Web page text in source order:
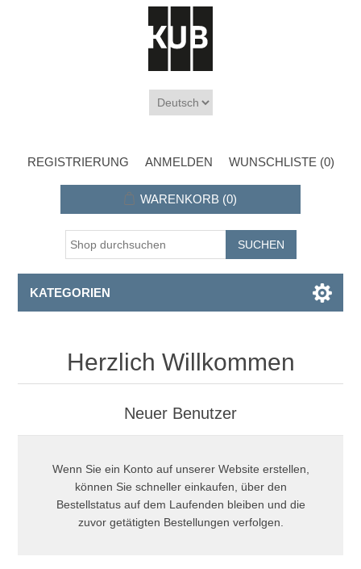
REGISTRIERUNG ANMELDEN WUNSCHLISTE (0)
WARENKORB (0)
KATEGORIEN
Herzlich Willkommen
Neuer Benutzer
Wenn Sie ein Konto auf unserer Website erstellen,
können Sie schneller einkaufen, über den
Bestellstatus auf dem Laufenden bleiben und die
zuvor getätigten Bestellungen verfolgen.